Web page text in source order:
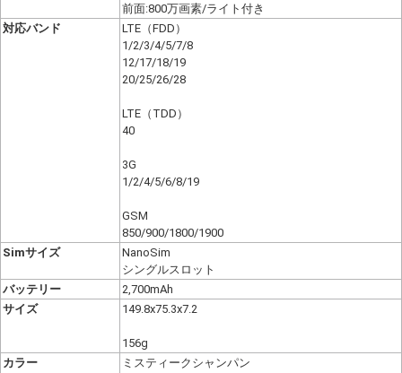
前面:800万画素/ライト付き
対応バンド
LTE（FDD）
1/2/3/4/5/7/8
12/17/18/19
20/25/26/28
LTE（TDD）
40
3G
1/2/4/5/6/8/19
GSM
850/900/1800/1900
Simサイズ
NanoSim
シングルスロット
バッテリー
2,700mAh
サイズ
149.8x75.3x7.2
156g
カラー
ミスティークシャンパン